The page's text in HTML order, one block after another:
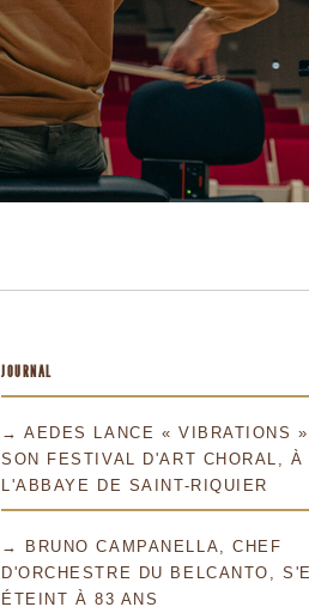
JOURNAL
→ AEDES LANCE « VIBRATIONS
SON FESTIVAL D'ART CHORAL, À
L'ABBAYE DE SAINT-RIQUIER
→ BRUNO CAMPANELLA, CHEF
D'ORCHESTRE DU BELCANTO,
ÉTEINT À 83 ANS